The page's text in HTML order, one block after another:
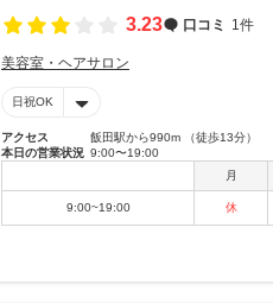
3.23
口コミ 1件
美容室・ヘアサロン
日祝OK
アクセス
飯田駅から990m （徒歩13分）
本日の営業状況 9:00〜19:00
月
9:00~19:00 休